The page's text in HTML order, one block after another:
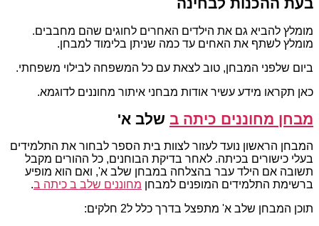
בעת ההכנות לבחינה
מומלץ להביא גם את הילדים האחרים לחוגים שהם מחבבים.
מומלץ לשתף את האחים עד כמה שניתן בלימוד למבחן.
ביום שלפני המבחן, טוב לצאת עם כל המשפחה לבילוי משפחתי.
כאן תקראו מידע עשיר אודות מבחני איתור מחוננים לדוגמא.
מבחן מחוננים כיתה ב שלב א'
המבחן הראשון נועד לעזור לצוות בית הספר לבחור את התלמידים
בעלי כישורים בכיתה. לאחר בדיקת הבוחנים, כל ההורים מקבל
תשובה אם הילד עבר בהצלחה במבחן שלב א', ואם הוא מופיע
ברשימת התלמידים המופנים למבחן מחוננים שלב ב כיתה ב.
תוכן המבחן שלב א' מתפצל בדרך כלל ל2 חלקים: